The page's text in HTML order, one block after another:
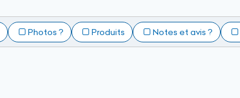
Photos ? Produits Notes et avis ?